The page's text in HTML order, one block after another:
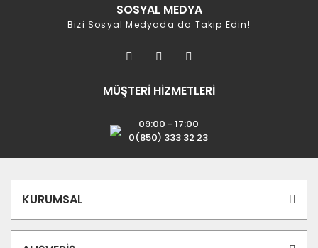
SOSYAL MEDYA
Bizi Sosyal Medyada da Takip Edin!
MÜŞTERİ HİZMETLERİ
09:00 - 17:00
0(850) 333 32 23
KURUMSAL